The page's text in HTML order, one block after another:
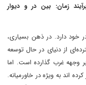
زمان: بین در و دیوار
در خود دارد. در ذهن بسیاری،
از دنیای در حال توسعه
وجهه غرب ‌گذارده است. اما
اند به ویژه در خاورمیانه.